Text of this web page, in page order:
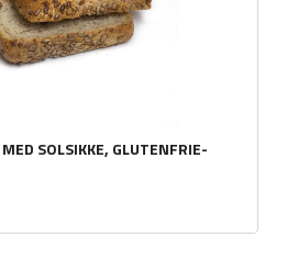
SOLSIKKE, GLUTENFRIE-